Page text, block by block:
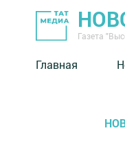
Газета
Главная